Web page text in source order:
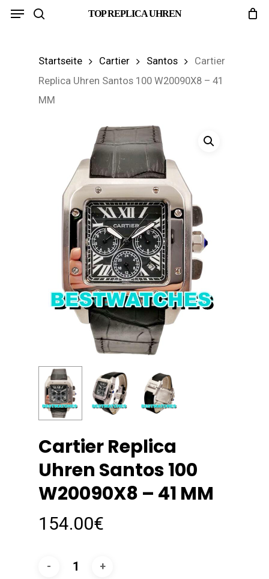
Skip
TOP REPLICA UHREN
Menu
Startseite Cartier Santos
Cartier
Replica Uhren Santos 100 W20090X8 – 41
MM
Cartier Replica
Uhren Santos 100
W20090X8 – 41 MM
154.00€